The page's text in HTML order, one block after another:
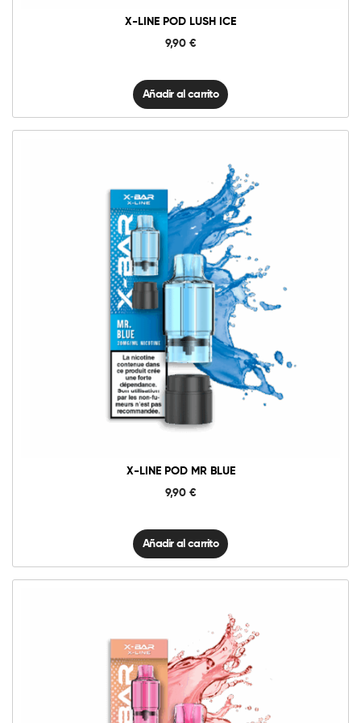
X-LINE POD LUSH ICE
9,90 €
Añadir al carrito
X-LINE POD MR BLUE
9,90 €
20mg
X-
Line
Pod
Mr
Añadir al carrito
Añadir al carrito